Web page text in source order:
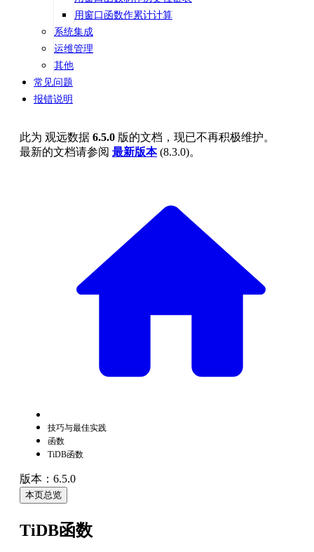
用窗口函数作累计计算
系统集成
运维管理
其他
常见问题
报错说明
此为 观远数据 6.5.0 版的文档，现已不再积极维护。
最新的文档请参阅 最新版本(8.3.0)。
技巧与最佳实践
函数
TiDB函数
版本：6.5.0
本页总览
TiDB函数